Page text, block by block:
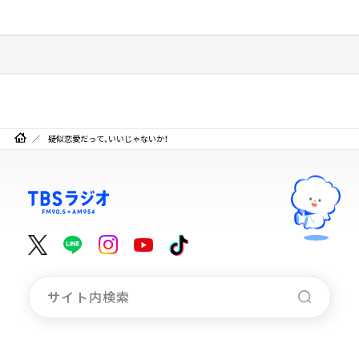
疑似恋愛だって、いいじゃないか！